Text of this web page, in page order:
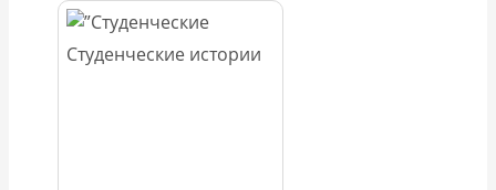
Студенческие истории